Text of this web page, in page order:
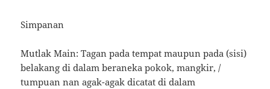
Simpanan
Mutlak Main: Tagan pada tempat maupun pada (sisi)
belakang di dalam beraneka pokok, mangkir, /
tumpuan nan agak-agak dicatat di dalam